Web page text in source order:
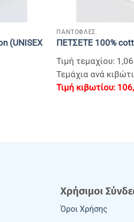
(UNISEX
ΠΑΝΤΟΦΛΕΣ
ΠΕΤΣΕΤΕ 100%
Τιμή τεμαχίου:
Τεμάχια ανά
Χρήσιμοι
Όροι Χρήσης